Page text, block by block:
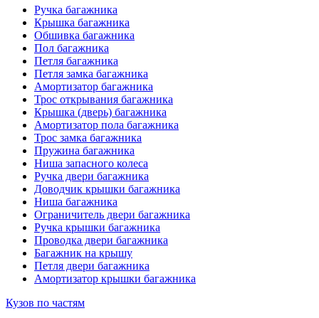
Ручка багажника
Крышка багажника
Обшивка багажника
Пол багажника
Петля багажника
Петля замка багажника
Амортизатор багажника
Трос открывания багажника
Крышка (дверь) багажника
Амортизатор пола багажника
Трос замка багажника
Пружина багажника
Ниша запасного колеса
Ручка двери багажника
Доводчик крышки багажника
Ниша багажника
Ограничитель двери багажника
Ручка крышки багажника
Проводка двери багажника
Багажник на крышу
Петля двери багажника
Амортизатор крышки багажника
Кузов по частям